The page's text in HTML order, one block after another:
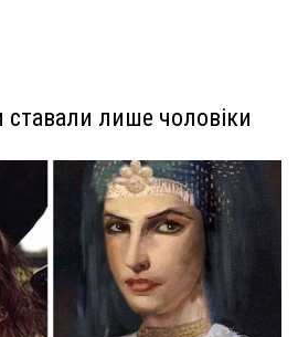
лише чоловіки